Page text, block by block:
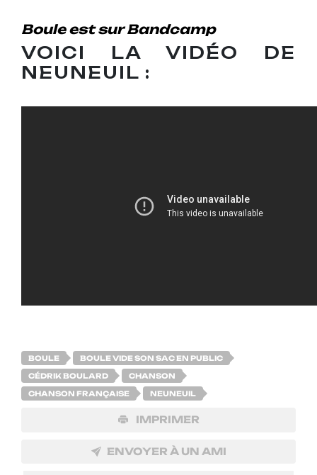
Boule est sur Bandcamp
VOICI LA VIDÉO DE
NEUNEUIL :
BOULE BOULE VIDE SON SAC EN PUBLIC
CÉDRIK BOULARD CHANSON
CHANSON FRANÇAISE NEUNEUIL
IMPRIMER
ENVOYER À UN AMI